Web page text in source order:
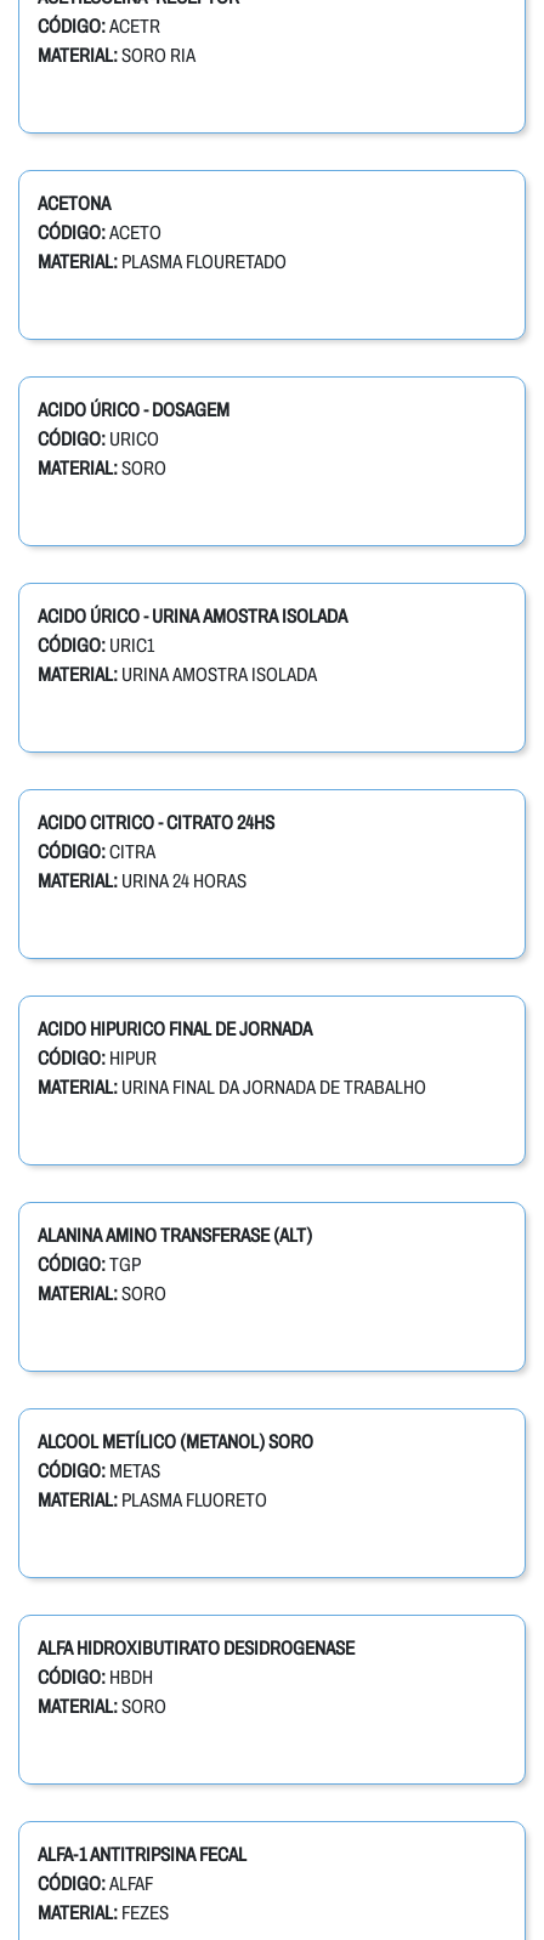
CÓDIGO:ACETR
MATERIAL:SORO RIA
ACETONA
CÓDIGO:ACETO
MATERIAL: PLASMA FLOURETADO
ACIDO ÚRICO - DOSAGEM
CÓDIGO: URICO
MATERIAL:SORO
ACIDO ÚRICO - URINA AMOSTRA ISOLADA
CÓDIGO: URIC1
MATERIAL: URINA AMOSTRA ISOLADA
ACIDO CITRICO - CITRATO 24HS
CÓDIGO:CITRA
MATERIAL: URINA 24 HORAS
ACIDO HIPURICO FINAL DE JORNADA
CÓDIGO: HIPUR
MATERIAL: URINA FINAL DA JORNADA DE TRABALHO
ALANINA AMINO TRANSFERASE (ALT)
CÓDIGO:TGP
MATERIAL:SORO
ALCOOL METÍLICO (METANOL) SORO
CÓDIGO: METAS
MATERIAL: PLASMA FLUORETO
ALFA HIDROXIBUTIRATO DESIDROGENASE
CÓDIGO: HBDH
MATERIAL:SORO
ALFA-1 ANTITRIPSINA FECAL
CÓDIGO:ALFAF
MATERIAL: FEZES